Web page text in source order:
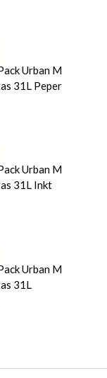
Urban M
31L Peper
Urban M
31L Inkt
Urban M
31L